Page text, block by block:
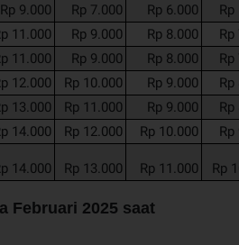
Rp 9.000 Rp 7.000 Rp 6.000 Rp
11.000 Rp 9.000 Rp 8.000 Rp
11.000 Rp 9.000 Rp 8.000 Rp
12.000 Rp 10.000 Rp 9.000 Rp
13.000 Rp 11.000 Rp 9.000 Rp
14.000 Rp 12.000 Rp 10.000 Rp
14.000 Rp 13.000 Rp 11.000 Rp
Februari 2025 saat